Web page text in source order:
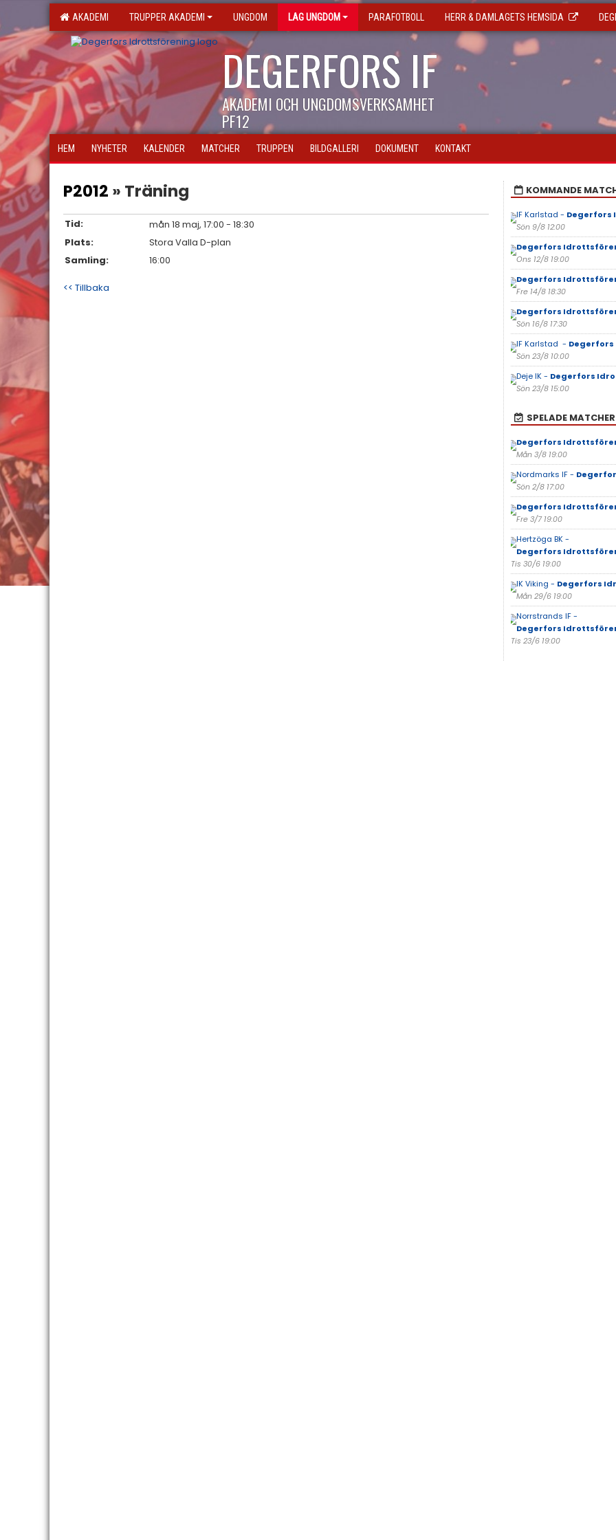
AKADEMI TRUPPER AKADEMI UNGDOM LAG UNGDOM PARAFOTBOLL HERR & DAMLAGETS HEMSIDA
DEGERFORS IF
AKADEMI OCH UNGDOMSVERKSAMHET
PF12
HEM NYHETER KALENDER MATCHER TRUPPEN BILDGALLERI DOKUMENT KONTAKT
P2012 » Träning
Tid:
mån 18 maj, 17:00 - 18:30
Plats:
Stora Valla D-plan
Samling:
16:00
<< Tillbaka
KOMMANDE
IF Karlstad - Degerfors
Sön 9/8 12:00
Degerfors
Ons 12/8 19:00
Degerfors
Fre 14/8 18:30
Degerfors
Sön 16/8 17:30
IF Karlstad -
Sön 23/8 10:00
Deje IK - Degerfors
Sön 23/8 15:00
SPELADE MATCHER
Degerfors
Mån 3/8 19:00
Nordmarks IF -
Sön 2/8 17:00
Degerfors
Fre 3/7 19:00
Hertzöga BK -
Degerfors
Tis 30/6 19:00
IK Viking - Degerfors
Mån 29/6 19:00
Norrstrands IF -
Degerfors
Tis 23/6 19:00